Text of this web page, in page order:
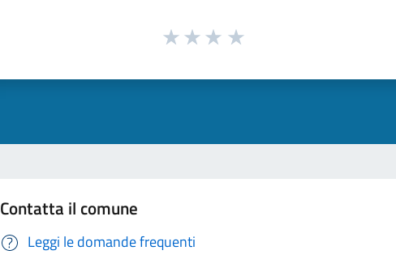
Contatta il comune
Leggi le domande frequenti